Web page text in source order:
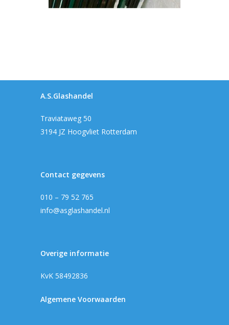
A.S.Glashandel
Traviataweg 50
3194 JZ Hoogvliet Rotterdam
Contact gegevens
010 – 79 52 765
info@asglashandel.nl
Overige informatie
KvK 58492836
Algemene Voorwaarden